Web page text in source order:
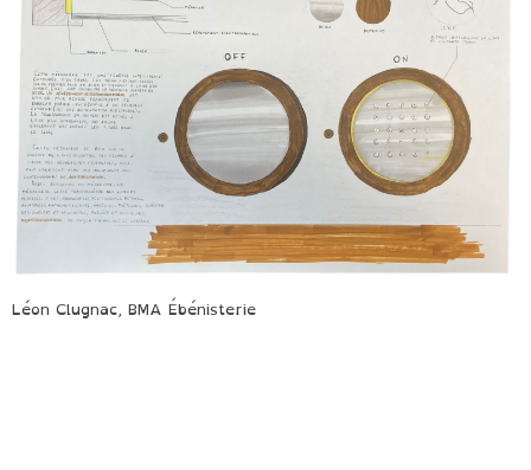
Léon Clugnac, BMA Ébénisterie